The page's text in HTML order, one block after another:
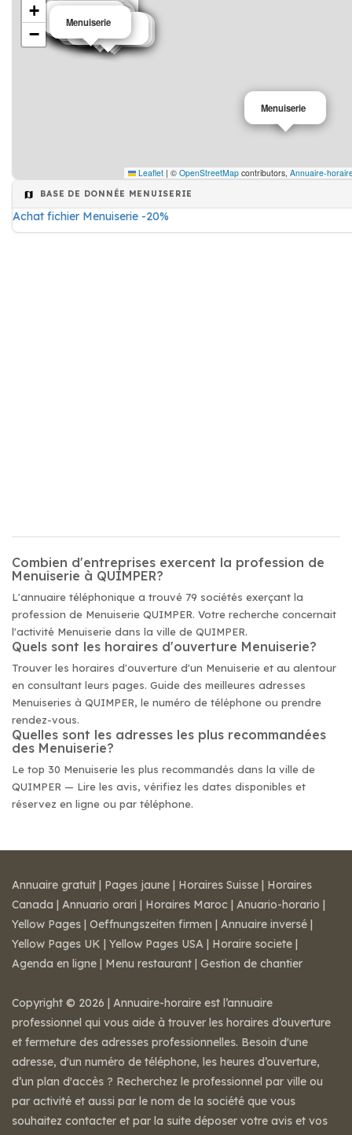
Menuiserie
Menuiserie
Menuiserie
Menuiserie
Menuiserie
Menuiserie
Menuiserie
Menuiserie
Menuiserie
Menuiserie
Menuiserie
Menuiserie
Menuiserie
Menuiserie
Menuiserie
Menuiserie
Menuiserie
Menuiserie
Menuiserie
+
−
Leaflet | © OpenStreetMap contributors, Annuaire-
BASE DE DONNÉE MENUISERIE
Achat fichier Menuiserie -20%
Combien d'entreprises exercent la profession de
Menuiserie à QUIMPER?
L'annuaire téléphonique a trouvé 79 sociétés exerçant la
profession de Menuiserie QUIMPER. Votre recherche concernait
l'activité Menuiserie dans la ville de QUIMPER.
Quels sont les horaires d'ouverture Menuiserie?
Trouver les horaires d'ouverture d'un Menuiserie et au alentour
en consultant leurs pages. Guide des meilleures adresses
Menuiseries à QUIMPER, le numéro de téléphone ou prendre
rendez-vous.
Quelles sont les adresses les plus recommandées
des Menuiserie?
Le top 30 Menuiserie les plus recommandés dans la ville de
QUIMPER — Lire les avis, vérifiez les dates disponibles et
réservez en ligne ou par téléphone.
Annuaire gratuit | Pages jaune | Horaires Suisse | Horaires
Canada | Annuario orari | Horaires Maroc | Anuario-horario |
Yellow Pages | Oeffnungszeiten firmen | Annuaire inversé |
Yellow Pages UK | Yellow Pages USA | Horaire societe |
Agenda en ligne | Menu restaurant | Gestion de chantier
Copyright © 2026 | Annuaire-horaire est l’annuaire
professionnel qui vous aide à trouver les horaires d’ouverture
et fermeture des adresses professionnelles. Besoin d'une
adresse, d'un numéro de téléphone, les heures d’ouverture,
d’un plan d'accès ? Recherchez le professionnel par ville ou
par activité et aussi par le nom de la société que vous
souhaitez contacter et par la suite déposer votre avis et vos